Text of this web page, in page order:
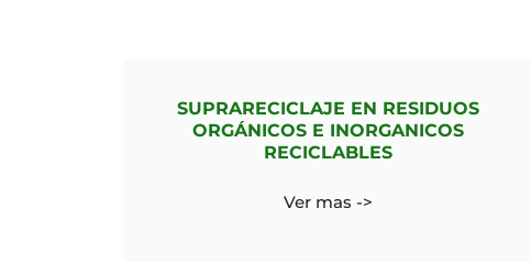
SUPRARECICLAJE EN RESIDUOS
ORGÁNICOS E INORGANICOS
RECICLABLES
Ver mas ->